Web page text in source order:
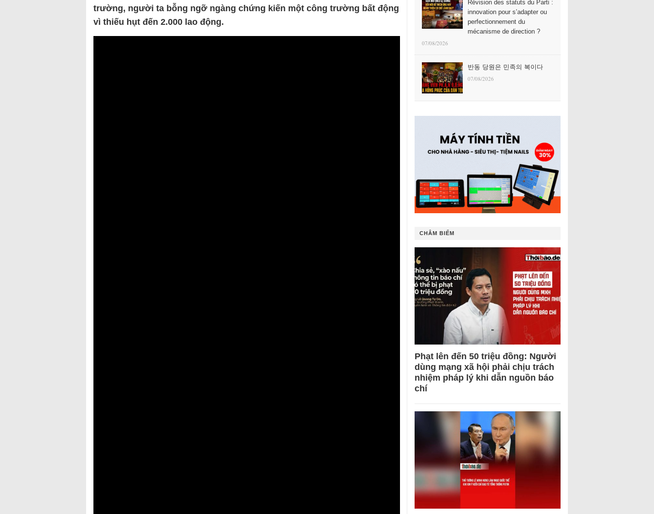
trường, người ta bỗng ngỡ ngàng chứng kiến một công trường bất động
vì thiếu hụt đến 2.000 lao động.
Révision des statuts du Parti :
innovation pour s’adapter ou
perfectionnement du
mécanisme de direction ?
07/08/2026
반동 당원은 민족의 복이다
07/08/2026
CHÂM BIẾM
Phạt lên đến 50 triệu đồng: Người
dùng mạng xã hội phải chịu trách
nhiệm pháp lý khi dẫn nguồn báo
chí